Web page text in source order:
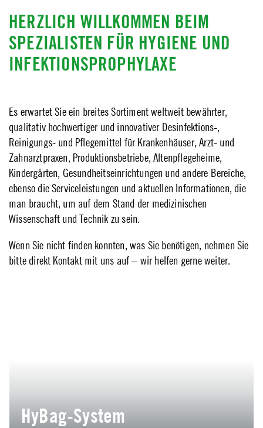
HERZLICH WILLKOMMEN BEIM
SPEZIALISTEN FÜR HYGIENE UND
INFEKTIONSPROPHYLAXE
Es erwartet Sie ein breites Sortiment weltweit bewährter,
qualitativ hochwertiger und innovativer Desinfektions-,
Reinigungs- und Pflegemittel für Krankenhäuser, Arzt- und
Zahnarztpraxen, Produktionsbetriebe, Altenpflegeheime,
Kindergärten, Gesundheitseinrichtungen und andere Bereiche,
ebenso die Serviceleistungen und aktuellen Informationen, die
man braucht, um auf dem Stand der medizinischen
Wissenschaft und Technik zu sein.
Wenn Sie nicht finden konnten, was Sie benötigen, nehmen Sie
bitte direkt Kontakt mit uns auf – wir helfen gerne weiter.
HyBag-System